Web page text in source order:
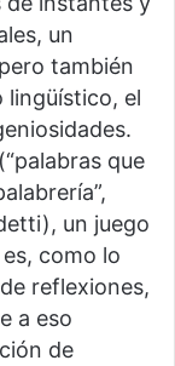
un
también
lingüístico, el
que
un juego
como lo
reflexiones,
a eso
de